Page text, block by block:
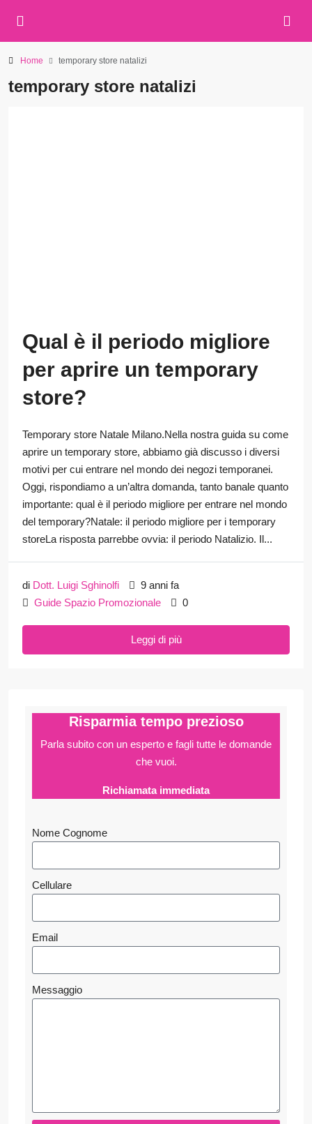
Home temporary store natalizi
temporary store natalizi
Qual è il periodo migliore
per aprire un temporary
store?
Temporary store Natale Milano.Nella nostra guida su come
aprire un temporary store, abbiamo già discusso i diversi
motivi per cui entrare nel mondo dei negozi temporanei.
Oggi, rispondiamo a un’altra domanda, tanto banale quanto
importante: qual è il periodo migliore per entrare nel mondo
del temporary?Natale: il periodo migliore per i temporary
storeLa risposta parrebbe ovvia: il periodo Natalizio. Il...
di Dott. Luigi Sghinolfi
9 anni fa
Guide Spazio Promozionale
0
Leggi di più
Risparmia tempo prezioso
Parla subito con un esperto e fagli tutte le domande
che vuoi.
Richiamata immediata
Nome Cognome
Cellulare
Email
Messaggio